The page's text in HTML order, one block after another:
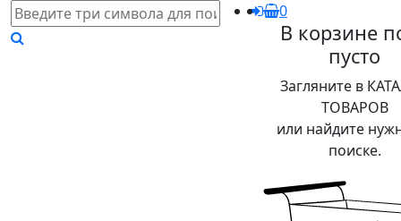
0
В корзине
пусто
Загляните в
ТОВАРОВ
или найдите
поиске.